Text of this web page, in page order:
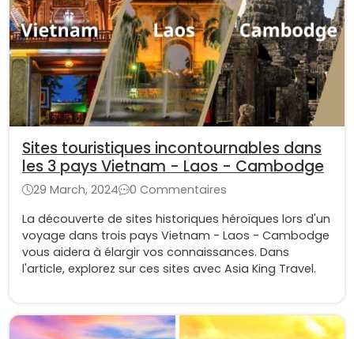
Sites touristiques incontournables dans
les 3 pays Vietnam - Laos - Cambodge
29 March, 2024
0 Commentaires
La découverte de sites historiques héroïques lors d'un
voyage dans trois pays Vietnam - Laos - Cambodge
vous aidera à élargir vos connaissances. Dans
l'article, explorez sur ces sites avec Asia King Travel.